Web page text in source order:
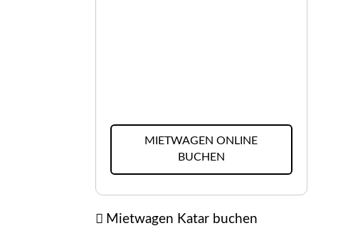
MIETWAGEN ONLINE
BUCHEN
Mietwagen Katar buchen